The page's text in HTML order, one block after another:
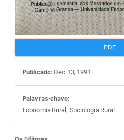
PDF
Publicado: Dec 13, 1991
Palavras-chave:
Economia Rural, Sociologia Rural